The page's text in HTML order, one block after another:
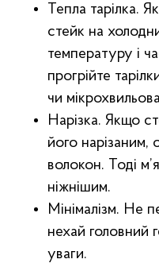
Тепла тарілка.
стейк на
температуру і
прогрійте
чи
Нарізка. Якщо
його нарізаним,
волокон. Тоді
ніжнішим.
Мінімалізм. Не
нехай головний
уваги.